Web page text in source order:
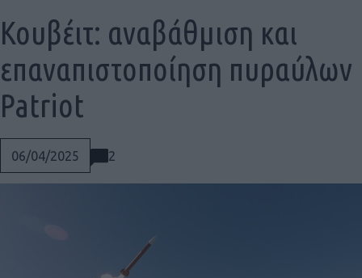
06/04/2025 2
Κουβέιτ: αναβάθμιση και
επαναπιστοποίηση πυραύλων
Patriot